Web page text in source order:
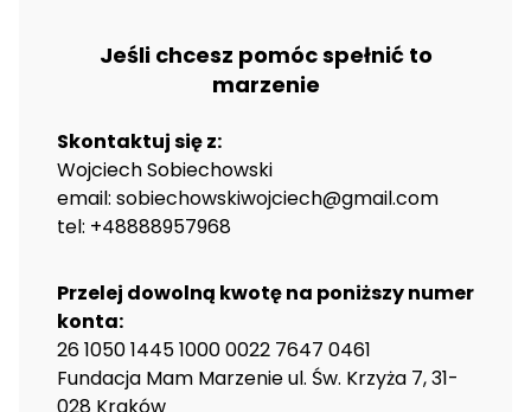
Jeśli chcesz pomóc spełnić to
marzenie
Skontaktuj się z:
Wojciech Sobiechowski
email: sobiechowskiwojciech@gmail.com
tel: +48888957968
Przelej dowolną kwotę na poniższy numer
konta:
26 1050 1445 1000 0022 7647 0461
Fundacja Mam Marzenie ul. Św. Krzyża 7, 31-